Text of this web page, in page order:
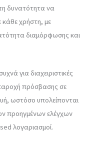
δυνατότητα να
κάθε χρήστη, με
διαμόρφωσης και
για διαχειριστικές
πρόσβασης σε
ωστόσο υπολείπονται
προηγμένων ελέγχων
λογαριασμοί.